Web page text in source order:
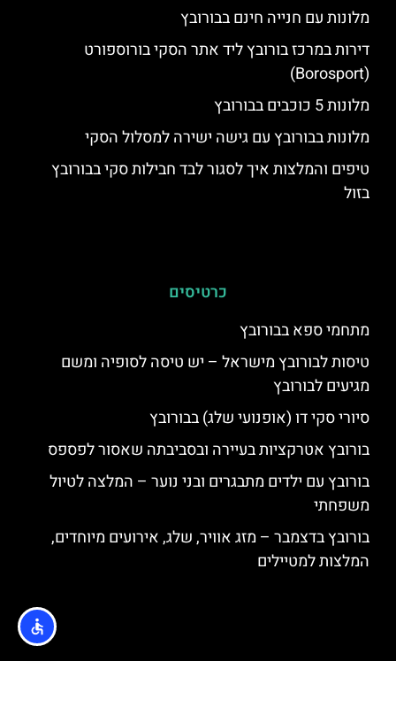
מלונות עם חנייה חינם בבורובץ
דירות במרכז בורובץ ליד אתר הסקי בורוספורט
(Borosport)
מלונות 5 כוכבים בבורובץ
מלונות בבורובץ עם גישה ישירה למסלול הסקי
טיפים והמלצות איך לסגור לבד חבילות סקי בבורובץ
בזול
כרטיסים
מתחמי ספא בבורובץ
טיסות לבורובץ מישראל – יש טיסה לסופיה ומשם
מגיעים לבורובץ
סיורי סקי דו (אופנועי שלג) בבורובץ
בורובץ אטרקציות בעיירה ובסביבתה שאסור לפספס
בורובץ עם ילדים מתבגרים ובני נוער – המלצה לטיול
משפחתי
בורובץ בדצמבר – מזג אוויר, שלג, אירועים מיוחדים,
המלצות למטיילים